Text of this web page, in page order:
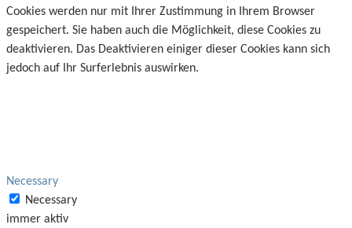
Cookies werden nur mit Ihrer Zustimmung in Ihrem Browser
gespeichert. Sie haben auch die Möglichkeit, diese Cookies zu
deaktivieren. Das Deaktivieren einiger dieser Cookies kann sich
jedoch auf Ihr Surferlebnis auswirken.
Necessary
Necessary
immer aktiv